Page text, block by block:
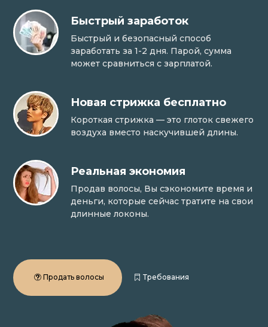
Быстрый заработок
Быстрый и безопасный способ
заработать за 1-2 дня. Парой, сумма
может сравниться с зарплатой.
Новая стрижка бесплатно
Короткая стрижка — это глоток свежего
воздуха вместо наскучившей длины.
Реальная экономия
Продав волосы, Вы сэкономите время и
деньги, которые сейчас тратите на свои
длинные локоны.
Продать волосы Требования